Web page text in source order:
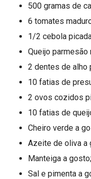
500 gramas de
6 tomates
1/2 cebola
Queijo parmesão
2 dentes de alho
10 fatias de
2 ovos cozidos
10 fatias de
Cheiro verde a
Azeite de oliva a
Manteiga a gosto;
Sal e pimenta a